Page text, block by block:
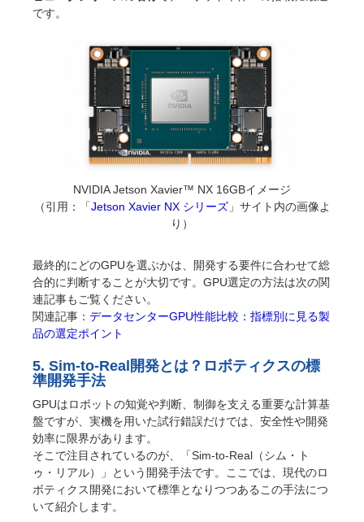
です。
NVIDIA Jetson Xavier™ NX 16GBイメージ
（引用：「Jetson Xavier NX シリーズ」サイト内の画像よ
り）
最終的にどのGPUを選ぶかは、開発する要件に合わせて総
合的に判断することが大切です。GPU選定の方法は次の関
連記事もご覧ください。
関連記事： データセンターGPU性能比較：指標別に見る製
品の選定ポイント
5. Sim-to-Real開発とは？ロボティクスの標
準開発手法
GPUはロボットの知覚や判断、制御を支える重要な計算基
盤ですが、実機を用いた試行錯誤だけでは、安全性や開発
効率に限界があります。
そこで注目されているのが、「Sim-to-Real（シム・ト
ゥ・リアル）」という開発手法です。ここでは、現代のロ
ボティクス開発において標準となりつつあるこの手法につ
いて紹介します。